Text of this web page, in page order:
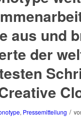
aus und
der
, Pressemitteilung /